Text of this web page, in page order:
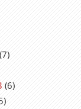
(7)
(6)